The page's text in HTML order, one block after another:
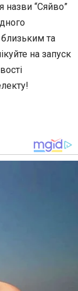
назви “Сяйво”
та
на запуск